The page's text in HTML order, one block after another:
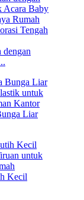
Liar
Kecil